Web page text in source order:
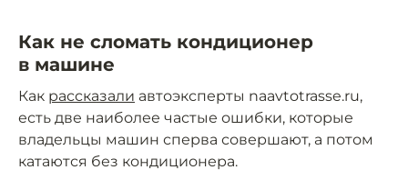
Как не сломать кондиционер
в машине
Как рассказали автоэксперты naavtotrasse.ru,
есть две наиболее частые ошибки, которые
владельцы машин сперва совершают, а потом
катаются без кондиционера.